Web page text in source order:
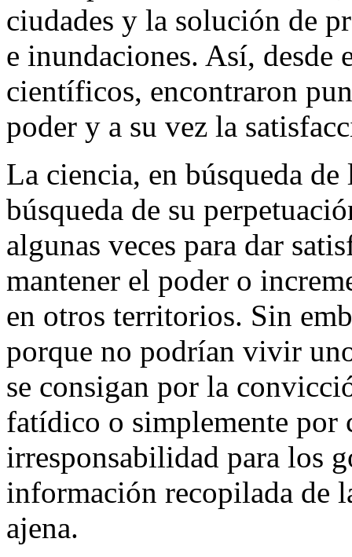
ciudades y la solución de
e inundaciones. Así, desde
científicos, encontraron
poder y a su vez la
La ciencia, en búsqueda
búsqueda de su
algunas veces para dar
mantener el poder o
en otros territorios. Sin
porque no podrían vivir
se consigan por la
fatídico o simplemente por
irresponsabilidad para los
información recopilada de
ajena.